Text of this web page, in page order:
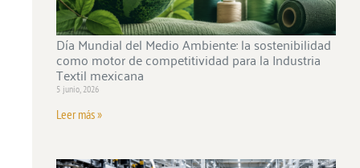
Día Mundial del Medio Ambiente: la sostenibilidad
como motor de competitividad para la Industria
Textil mexicana
5 junio, 2026
Leer más »